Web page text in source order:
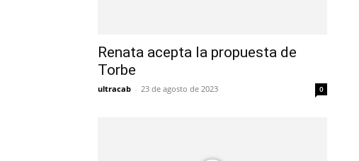
Renata acepta la propuesta de
Torbe
ultracab - 23 de agosto de 2023 0